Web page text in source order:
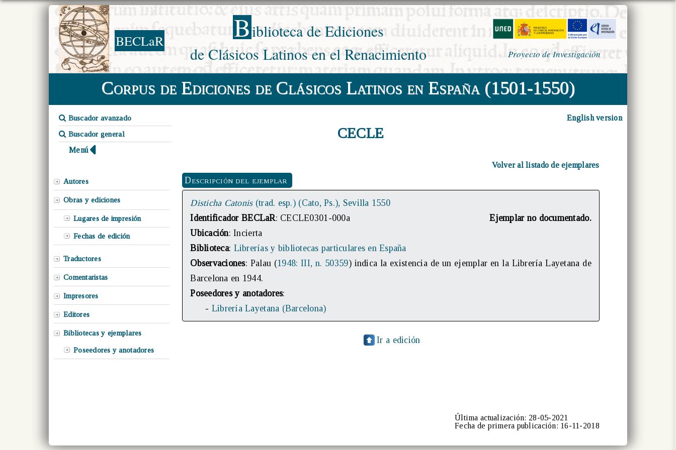
BECLaR Biblioteca de Ediciones
de Clásicos Latinos en el Renacimiento
Proyecto de Investigación
Corpus de Ediciones de Clásicos Latinos en España (1501-1550)
Buscador avanzado
Buscador general
Menú
CECLE
English version
Autores
Obras y ediciones
Lugares de impresión
Fechas de edición
Traductores
Comentaristas
Impresores
Editores
Bibliotecas y ejemplares
Poseedores y anotadores
Volver al listado de ejemplares
Descripción del ejemplar
Disticha Catonis(trad. esp.) (Cato, Ps.), Sevilla 1550
Identificador BECLaR: CECLE0301-000a
Ejemplar no documentado.
Ubicación: Incierta
Biblioteca: Librerías y bibliotecas particulares en España
Observaciones: Palau (1948: III, n. 50359) indica la existencia de un ejemplar en la Librería Layetana de
Barcelona en 1944.
Poseedores y anotadores:
- Librería Layetana (Barcelona)
Ir a edición
Última actualización: 28-05-2021
Fecha de primera publicación: 16-11-2018